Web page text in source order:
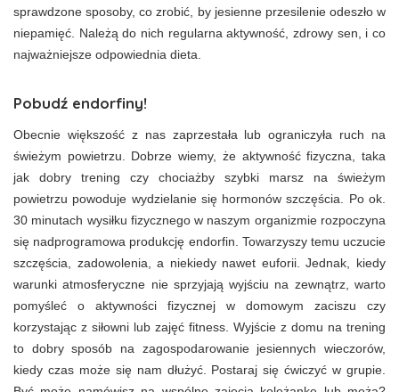
sprawdzone sposoby, co zrobić, by jesienne przesilenie odeszło w
niepamięć. Należą do nich regularna aktywność, zdrowy sen, i co
najważniejsze odpowiednia dieta.
Pobudź endorfiny!
Obecnie większość z nas zaprzestała lub ograniczyła ruch na
świeżym powietrzu. Dobrze wiemy, że aktywność fizyczna, taka
jak dobry trening czy chociażby szybki marsz na świeżym
powietrzu powoduje wydzielanie się hormonów szczęścia. Po ok.
30 minutach wysiłku fizycznego w naszym organizmie rozpoczyna
się nadprogramowa produkcję endorfin. Towarzyszy temu uczucie
szczęścia, zadowolenia, a niekiedy nawet euforii. Jednak, kiedy
warunki atmosferyczne nie sprzyjają wyjściu na zewnątrz, warto
pomyśleć o aktywności fizycznej w domowym zaciszu czy
korzystając z siłowni lub zajęć fitness. Wyjście z domu na trening
to dobry sposób na zagospodarowanie jesiennych wieczorów,
kiedy czas może się nam dłużyć. Postaraj się ćwiczyć w grupie.